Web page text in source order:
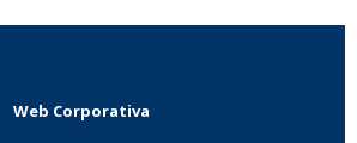
Web Corporativa